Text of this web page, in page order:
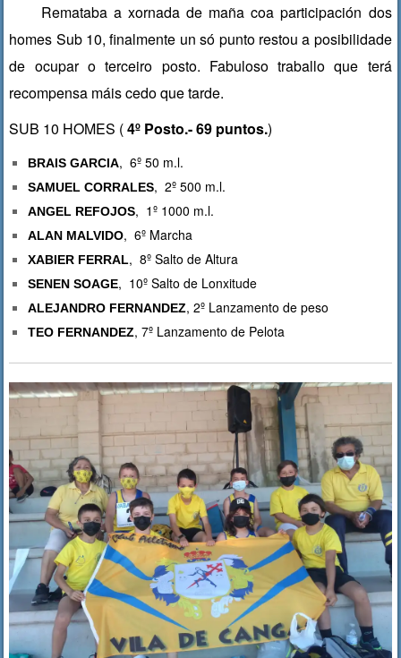
Remataba a xornada de maña coa participación dos
homes Sub 10, finalmente un só punto restou a posibilidade
de ocupar o terceiro posto. Fabuloso traballo que terá
recompensa máis cedo que tarde.
SUB 10 HOMES (4º Posto.- 69 puntos.)
BRAIS GARCIA, 6º 50 m.l.
SAMUEL CORRALES, 2º 500 m.l.
ANGEL REFOJOS, 1º 1000 m.l.
ALAN MALVIDO, 6º Marcha
XABIER FERRAL, 8º Salto de Altura
SENEN SOAGE, 10º Salto de Lonxitude
ALEJANDRO FERNANDEZ, 2º Lanzamento de peso
TEO FERNANDEZ, 7º Lanzamento de Pelota